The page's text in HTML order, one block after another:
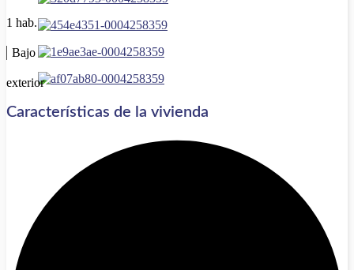
1 hab.
Bajo
exterior
Características de la vivienda